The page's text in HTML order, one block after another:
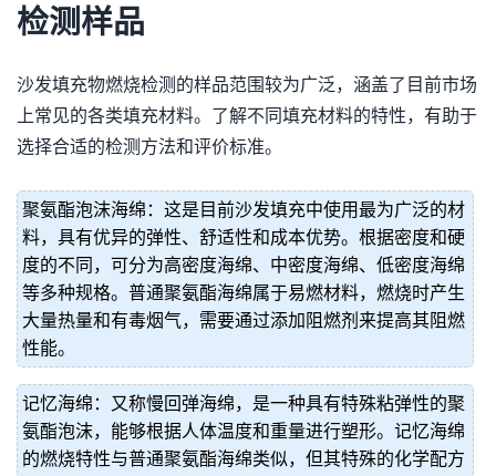
检测样品
沙发填充物燃烧检测的样品范围较为广泛，涵盖了目前市场
上常见的各类填充材料。了解不同填充材料的特性，有助于
选择合适的检测方法和评价标准。
聚氨酯泡沫海绵：这是目前沙发填充中使用最为广泛的材
料，具有优异的弹性、舒适性和成本优势。根据密度和硬
度的不同，可分为高密度海绵、中密度海绵、低密度海绵
等多种规格。普通聚氨酯海绵属于易燃材料，燃烧时产生
大量热量和有毒烟气，需要通过添加阻燃剂来提高其阻燃
性能。
记忆海绵：又称慢回弹海绵，是一种具有特殊粘弹性的聚
氨酯泡沫，能够根据人体温度和重量进行塑形。记忆海绵
的燃烧特性与普通聚氨酯海绵类似，但其特殊的化学配方